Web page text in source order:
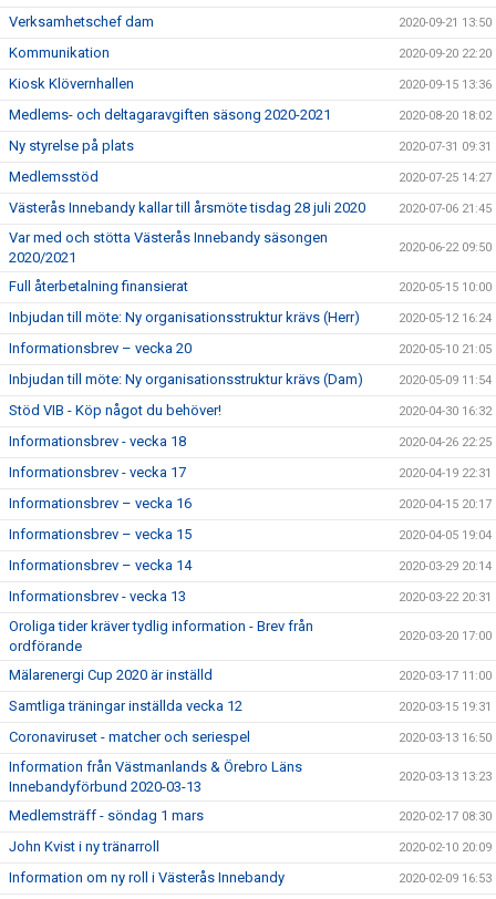
Verksamhetschef dam 2020-09-21 13:50
Kommunikation 2020-09-20 22:20
Kiosk Klövernhallen 2020-09-15 13:36
Medlems- och deltagaravgiften säsong 2020-2021 2020-08-20 18:02
Ny styrelse på plats 2020-07-31 09:31
Medlemsstöd 2020-07-25 14:27
Västerås Innebandy kallar till årsmöte tisdag 28 juli 2020 2020-07-06 21:45
Var med och stötta Västerås Innebandy säsongen
2020/2021
2020-06-22 09:50
Full återbetalning finansierat 2020-05-15 10:00
Inbjudan till möte: Ny organisationsstruktur krävs (Herr) 2020-05-12 16:24
Informationsbrev – vecka 20 2020-05-10 21:05
Inbjudan till möte: Ny organisationsstruktur krävs (Dam) 2020-05-09 11:54
Stöd VIB - Köp något du behöver! 2020-04-30 16:32
Informationsbrev - vecka 18 2020-04-26 22:25
Informationsbrev - vecka 17 2020-04-19 22:31
Informationsbrev – vecka 16 2020-04-15 20:17
Informationsbrev – vecka 15 2020-04-05 19:04
Informationsbrev – vecka 14 2020-03-29 20:14
Informationsbrev - vecka 13 2020-03-22 20:31
Oroliga tider kräver tydlig information - Brev från
ordförande
2020-03-20 17:00
Mälarenergi Cup 2020 är inställd 2020-03-17 11:00
Samtliga träningar inställda vecka 12 2020-03-15 19:31
Coronaviruset - matcher och seriespel 2020-03-13 16:50
Information från Västmanlands & Örebro Läns
Innebandyförbund 2020-03-13
2020-03-13 13:23
Medlemsträff - söndag 1 mars 2020-02-17 08:30
John Kvist i ny tränarroll 2020-02-10 20:09
Information om ny roll i Västerås Innebandy 2020-02-09 16:53